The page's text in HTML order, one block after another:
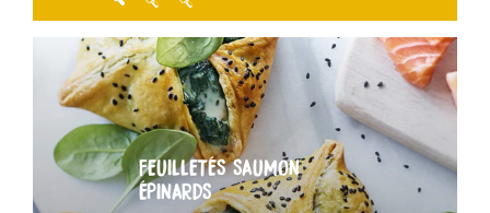
FEUILLETÉS SAUMON
ÉPINARDS